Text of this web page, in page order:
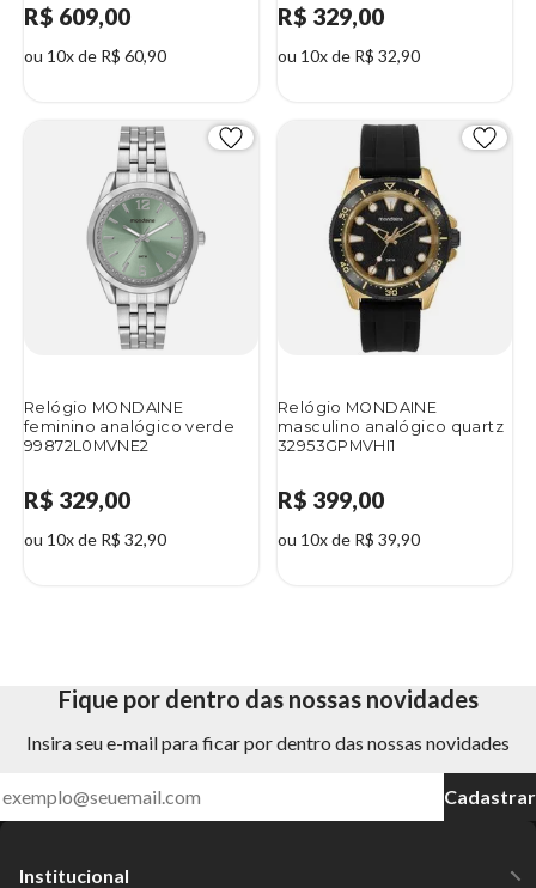
R$ 609,00
ou 10x de R$ 60,90
R$ 329,00
ou 10x de R$ 32,90
Relógio MONDAINE
feminino analógico verde
99872L0MVNE2
R$ 329,00
ou 10x de R$ 32,90
Relógio MONDAINE
masculino analógico quartz
32953GPMVHI1
R$ 399,00
ou 10x de R$ 39,90
Fique por dentro das nossas novidades
Insira seu e-mail para ficar por dentro das nossas novidades
Cadastrar
Institucional